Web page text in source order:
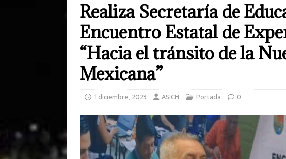
Realiza Secretaría de
Encuentro Estatal de
“Hacia el tránsito de la
Mexicana”
1 diciembre, 2023 ASICH Portada 0